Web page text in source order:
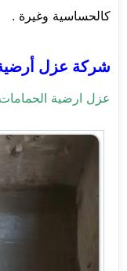
كالحساسية وغيرة .
شركة عزل
عزل ارضية